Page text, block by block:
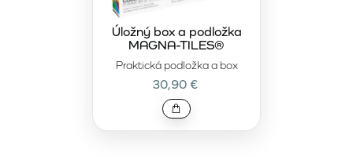
Praktická podložka a box
Úložný box a podložka
MAGNA-TILES®
30,90 €